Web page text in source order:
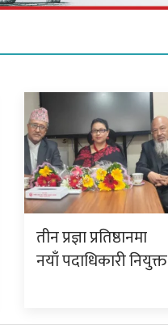
तीन प्रज्ञा प्रतिष्ठानमा
नयाँ पदाधिकारी नियुक्त